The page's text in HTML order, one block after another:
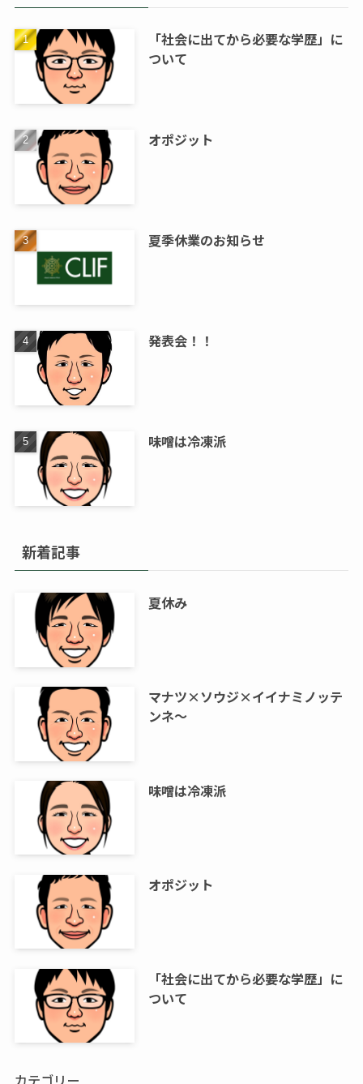
「社会に出てから必要な学歴」に
ついて
オポジット
夏季休業のお知らせ
発表会！！
味噌は冷凍派
新着記事
夏休み
マナツ×ソウジ×イイナミノッテ
ンネ～
味噌は冷凍派
オポジット
「社会に出てから必要な学歴」に
ついて
カテゴリー